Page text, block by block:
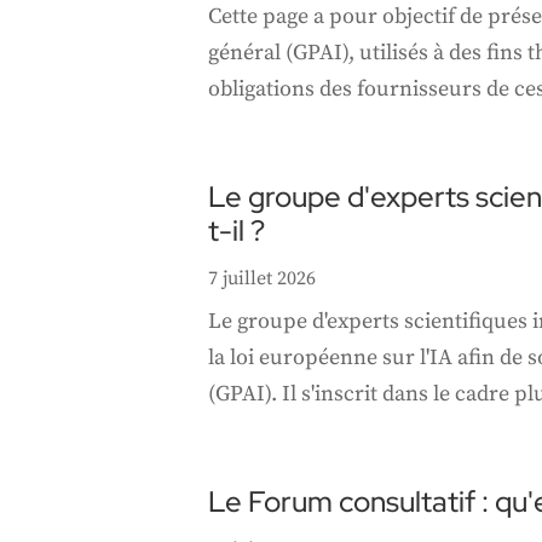
Cette page a pour objectif de
général (GPAI), utilisés à des fins
obligations des fournisseurs de
Le groupe d'experts
t-il ?
7 juillet 2026
Le groupe d'experts scientifiques
la loi européenne sur l'IA afin de
(GPAI). Il s'inscrit dans le cadre
Le Forum consultatif :